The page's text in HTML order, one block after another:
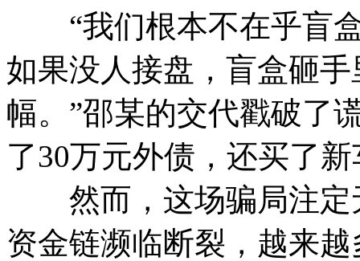
“我们根本不在乎盲盒
如果没人接盘，盲盒砸
幅。”邵某的交代戳破了
了30万元外债，还买了
然而，这场骗局注定
资金链濒临断裂，越来